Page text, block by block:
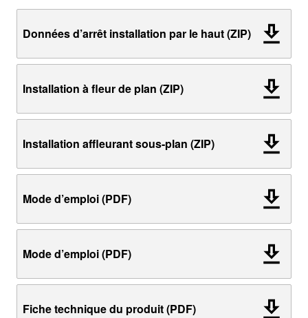
Données d’arrêt installation par le haut (ZIP)
Installation à fleur de plan (ZIP)
Installation affleurant sous-plan (ZIP)
Mode d’emploi (PDF)
Mode d’emploi (PDF)
Fiche technique du produit (PDF)